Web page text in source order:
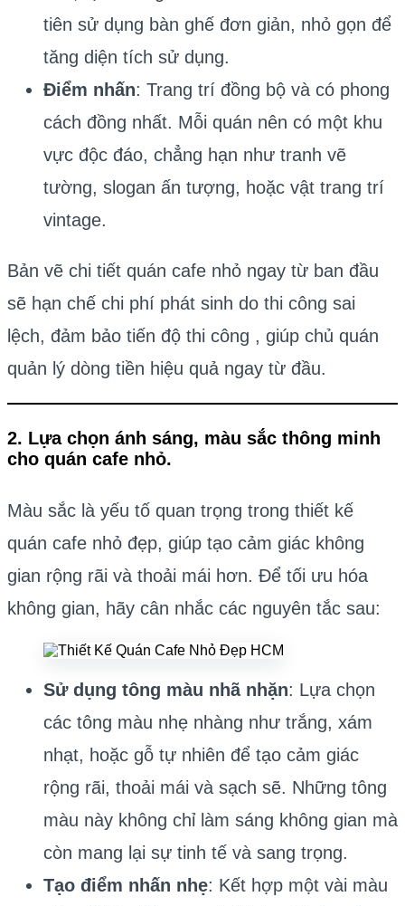
tiên sử dụng bàn ghế đơn giản, nhỏ gọn để
tăng diện tích sử dụng.
Điểm nhấn: Trang trí đồng bộ và có phong
cách đồng nhất. Mỗi quán nên có một khu
vực độc đáo, chẳng hạn như tranh vẽ
tường, slogan ấn tượng, hoặc vật trang trí
vintage.
Bản vẽ chi tiết quán cafe nhỏ ngay từ ban đầu
sẽ hạn chế chi phí phát sinh do thi công sai
lệch, đảm bảo tiến độ thi công , giúp chủ quán
quản lý dòng tiền hiệu quả ngay từ đầu.
2. Lựa chọn ánh sáng, màu sắc thông minh
cho quán cafe nhỏ.
Màu sắc là yếu tố quan trọng trong thiết kế
quán cafe nhỏ đẹp, giúp tạo cảm giác không
gian rộng rãi và thoải mái hơn. Để tối ưu hóa
không gian, hãy cân nhắc các nguyên tắc sau:
Sử dụng tông màu nhã nhặn: Lựa chọn
các tông màu nhẹ nhàng như trắng, xám
nhạt, hoặc gỗ tự nhiên để tạo cảm giác
rộng rãi, thoải mái và sạch sẽ. Những tông
màu này không chỉ làm sáng không gian mà
còn mang lại sự tinh tế và sang trọng.
Tạo điểm nhấn nhẹ: Kết hợp một vài màu